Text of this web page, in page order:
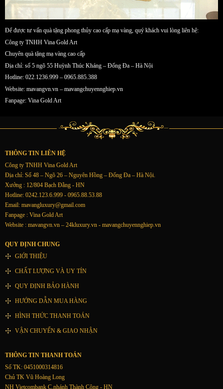
Để được tư vấn quà tặng phong thủy cao cấp mạ vàng, quý khách vui lòng liên hệ:
Công ty TNHH Vina Gold Art
Chuyên quà tặng mạ vàng cao cấp
Địa chỉ: số 5 ngõ 55 Huỳnh Thúc Kháng – Đống Đa – Hà Nội
Hotline: 022.1236.999 – 0965.885.388
Website: mavangvn.vn – mavangchuyennghiep.vn
Fanpage: Vina Gold Art
THÔNG TIN LIÊN HỆ
Công ty TNHH Vina Gold Art
Địa chỉ: Số 48 – Ngõ 26 – Nguyên Hồng – Đống Đa – Hà Nội.
Xưởng : 12/804 Bạch Đằng - HN
Hotline: 0242.123.6.999 - 0965.88.53.88
Email: mavangluxury@gmail.com
Fanpage : Vina Gold Art
Website : mavangvn.vn – 24kluxury.vn - mavangchuyennghiep.vn
QUY ĐỊNH CHUNG
GIỚI THIỆU
CHẤT LƯỢNG VÀ UY TÍN
QUY ĐỊNH BẢO HÀNH
HƯỚNG DẪN MUA HÀNG
HÌNH THỨC THANH TOÁN
VẬN CHUYỂN & GIAO NHẬN
THÔNG TIN THANH TOÁN
Số TK: 0451000314816
Chủ TK Vũ Hoàng Long
NH Vietcombank C.nhánh Thành Công - HN